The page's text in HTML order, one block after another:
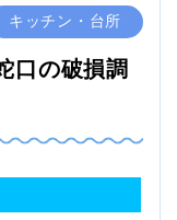
キッチン・台所
口の破損調